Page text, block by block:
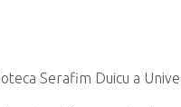
Serafim Duicu a